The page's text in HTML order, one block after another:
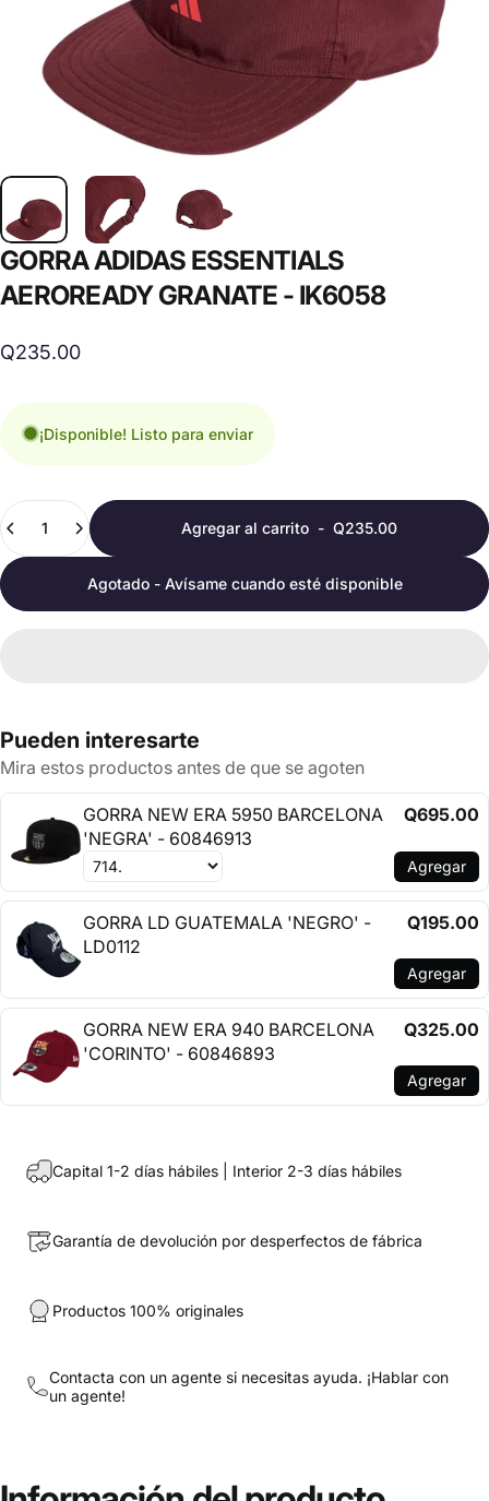
GORRAADIDAS ESSENTIALS
AEROREADYGRANATE - IK6058
Q235.00
¡Disponible! Listo para enviar
Cantidad
Agregar al carrito - Q235.00
Agotado - Avísame cuando esté disponible
Pueden interesarte
Mira estos productos antes de que se agoten
GORRA NEW ERA 5950 BARCELONA
'NEGRA' - 60846913
Q695.00
Agregar
GORRA LD GUATEMALA 'NEGRO' -
LD0112
Q195.00
Agregar
GORRA NEW ERA 940 BARCELONA
'CORINTO' - 60846893
Q325.00
Agregar
Capital 1-2 días hábiles | Interior 2-3 días hábiles
Garantía de devolución por desperfectos de fábrica
Productos 100% originales
Contacta con un agente si necesitas ayuda. ¡Hablar con
un agente!